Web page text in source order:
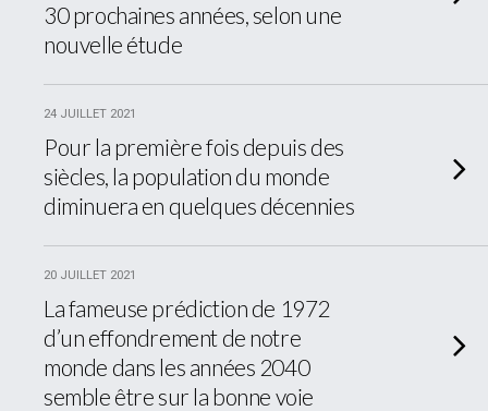
30 prochaines années, selon une
nouvelle étude
24 JUILLET 2021
Pour la première fois depuis des
siècles, la population du monde
diminuera en quelques décennies
20 JUILLET 2021
La fameuse prédiction de 1972
d’un effondrement de notre
monde dans les années 2040
semble être sur la bonne voie